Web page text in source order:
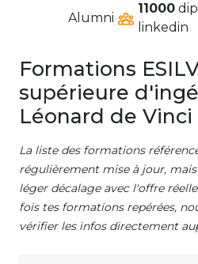
Alumni
11000
linkedin
Formations
supérieure
Léonard de Vinci
La liste des formations
régulièrement mise à jour,
léger décalage avec l'offre
fois tes formations repérées,
vérifier les infos directement